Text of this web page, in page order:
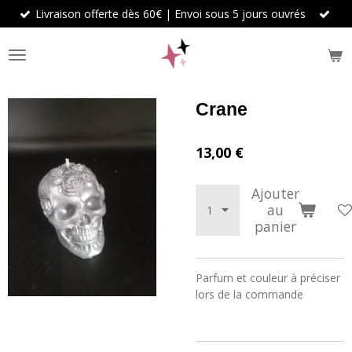
Passer
au
contenu
principal
Livraison offerte dès 60€ | Envoi sous 5 jours ouvrés
Crane
13,00 €
Ajouter
au
panier
Parfum et couleur à préciser
lors de la commande